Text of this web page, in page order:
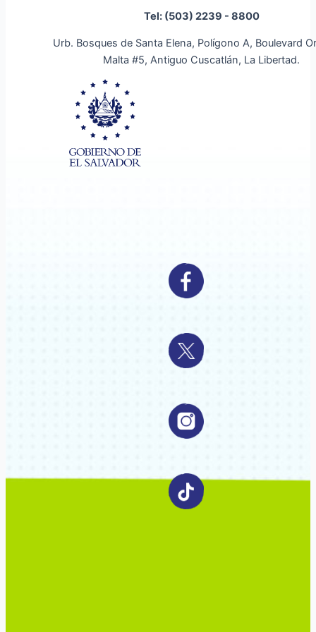
Tel: (503) 2239 - 8800
Urb. Bosques de Santa Elena, Polígono A, Boulevard
Malta #5, Antiguo Cuscatlán, La Libertad.